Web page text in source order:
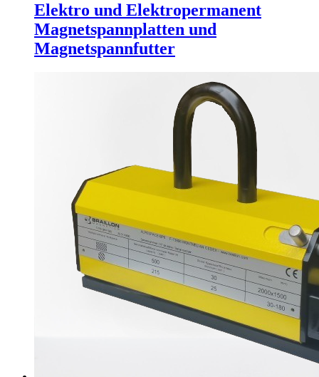
Elektro und Elektropermanent
Magnetspannplatten und
Magnetspannfutter